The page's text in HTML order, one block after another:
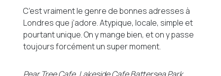
C’est vraiment le genre de bonnes adresses à
Londres que j’adore. Atypique, locale, simple et
pourtant unique. On y mange bien, et on y passe
toujours forcément un super moment.